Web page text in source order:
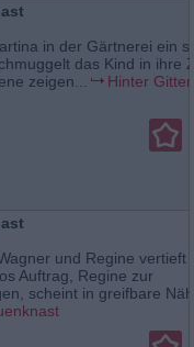
in der Gärtnerei ein
das Kind in ihre
zeigen...
Hinter
und Regine vertieft
Auftrag, Regine zur
scheint in greifbare